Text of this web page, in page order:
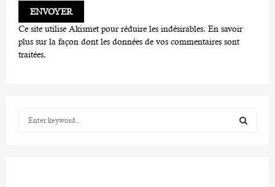
Ce site utilise Akismet pour réduire les indésirables. En savoir
plus sur la façon dont les données de vos commentaires sont
traitées.